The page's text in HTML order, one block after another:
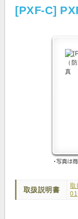
[PXF-C]
取扱説明書
取